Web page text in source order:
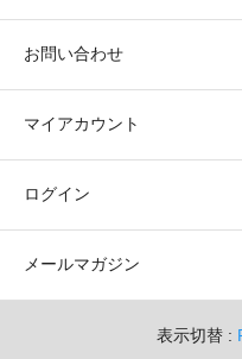
お問い合わせ
マイアカウント
ログイン
メールマガジン
表示切替 :